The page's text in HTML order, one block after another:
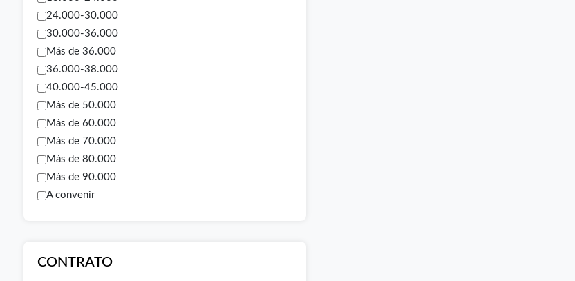
24.000-30.000
30.000-36.000
Más de 36.000
36.000-38.000
40.000-45.000
Más de 50.000
Más de 60.000
Más de 70.000
Más de 80.000
Más de 90.000
A convenir
CONTRATO